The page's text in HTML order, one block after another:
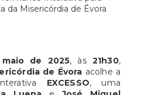
de 2025, às 21h30,
de Évora acolhe a
EXCESSO, uma